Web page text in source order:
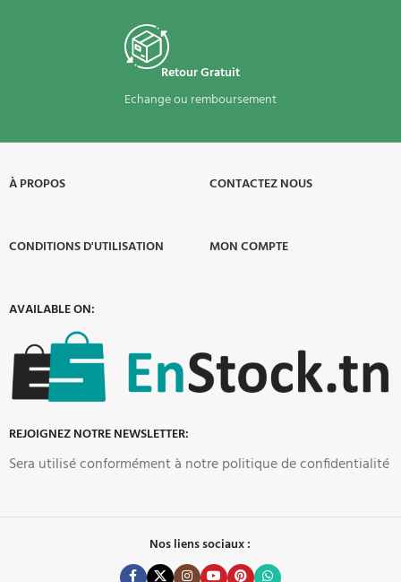
Retour Gratuit
Echange ou remboursement
À PROPOS​
CONDITIONS D'UTILISATION
CONTACTEZ NOUS
MON COMPTE
AVAILABLE ON:
REJOIGNEZ NOTRE NEWSLETTER:
Sera utilisé conformément à notre politique de confidentialité
Nos liens sociaux :